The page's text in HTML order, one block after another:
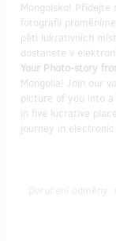
Mongolsko! Přidejte
fotografii
pěti lukrativních
dostanete v
Your Photo-story
Mongolia! Join our
picture of you into
in five lucrative
journey in